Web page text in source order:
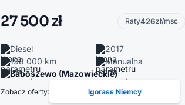
27 500 zł Raty426zł/msc
Diesel
2017
198 000 km
Manualna
Baboszewo (Mazowieckie)
Zobacz oferty: Igorass Niemcy